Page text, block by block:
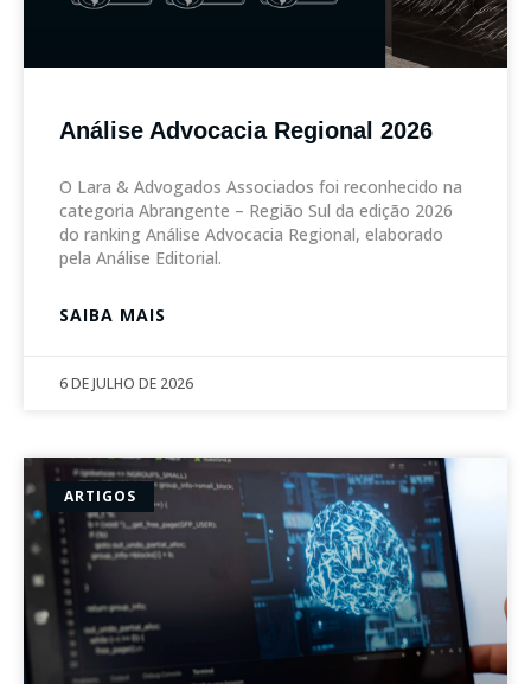
Análise Advocacia Regional 2026
O Lara & Advogados Associados foi reconhecido na
categoria Abrangente – Região Sul da edição 2026
do ranking Análise Advocacia Regional, elaborado
pela Análise Editorial.
SAIBA MAIS
6 DE JULHO DE 2026
ARTIGOS